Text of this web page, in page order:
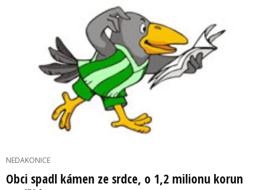
NEDAKONICE
Obci spadl kámen ze srdce, o 1,2 milionu korun